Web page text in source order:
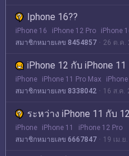
Iphone 16??
iPhone 16 iPhone 12 Pro
iPhone
สมาชิกหมายเลข 8454857
26 ต.ค.
iPhone 12 กับ iPhone 11
iPhone iPhone 11 Pro Max
สมาชิกหมายเลข 8338042
16 ส.ค.
ระหว่าง iPhone 11 กับ
iPhone iPhone 11
iPhone 12 Pro
สมาชิกหมายเลข 6667847
19 เม.ย